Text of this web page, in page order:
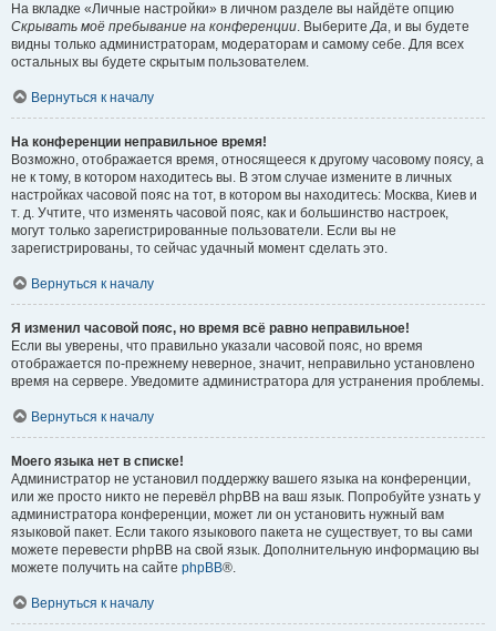
На вкладке «Личные настройки» в личном разделе вы найдёте опцию
Скрывать моё пребывание на конференции. ВыберитеДа, и вы будете
видны только администраторам, модераторам и самому себе. Для всех
остальных вы будете скрытым пользователем.
Вернуться к началу
На конференции неправильное время!
Возможно, отображается время, относящееся к другому часовому поясу, а
не к тому, в котором находитесь вы. В этом случае измените в личных
настройках часовой пояс на тот, в котором вы находитесь: Москва, Киев и
т. д. Учтите, что изменять часовой пояс, как и большинство настроек,
могут только зарегистрированные пользователи. Если вы не
зарегистрированы, то сейчас удачный момент сделать это.
Вернуться к началу
Я изменил часовой пояс, но время всё равно неправильное!
Если вы уверены, что правильно указали часовой пояс, но время
отображается по-прежнему неверное, значит, неправильно установлено
время на сервере. Уведомите администратора для устранения проблемы.
Вернуться к началу
Моего языка нет в списке!
Администратор не установил поддержку вашего языка на конференции,
или же просто никто не перевёл phpBB на ваш язык. Попробуйте узнать у
администратора конференции, может ли он установить нужный вам
языковой пакет. Если такого языкового пакета не существует, то вы сами
можете перевести phpBB на свой язык. Дополнительную информацию вы
можете получить на сайте phpBB®.
Вернуться к началу